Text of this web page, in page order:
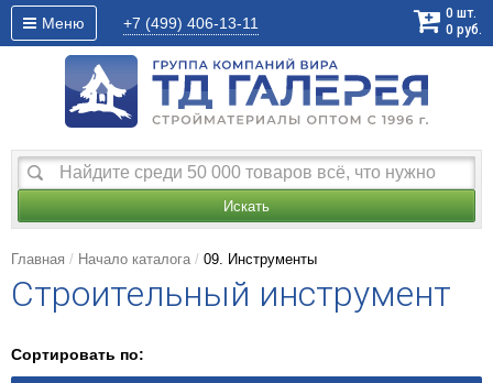
Меню +7 (499) 406-13-11
0 шт.
0 руб.
Искать
Главная Начало каталога 09. Инструменты
Строительный инструмент
Сортировать по: